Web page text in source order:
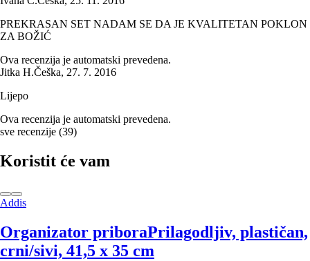
PREKRASAN SET NADAM SE DA JE KVALITETAN POKLON
ZA BOŽIĆ
Ova recenzija je automatski prevedena.
Jitka H.Češka, 27. 7. 2016
Lijepo
Ova recenzija je automatski prevedena.
sve recenzije (39)
Koristit će vam
Addis
Organizator priboraPrilagodljiv, plastičan,
crni/sivi, 41,5 x 35 cm